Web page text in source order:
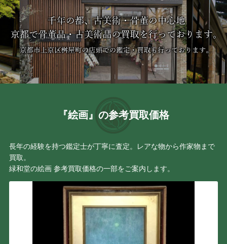
『絵画』の参考買取価格
長年の経験を持つ鑑定士が丁寧に査定。レアな物から作家物まで
買取。
緑和堂の絵画 参考買取価格の一部をご案内します。